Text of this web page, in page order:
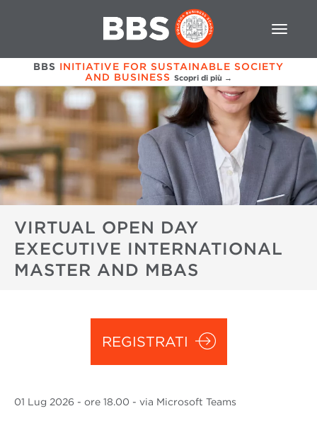
BBS INITIATIVE FOR SUSTAINABLE SOCIETY
AND BUSINESS Scopri di più →
VIRTUAL OPEN DAY
EXECUTIVE INTERNATIONAL
MASTER AND MBAS
REGISTRATI
01 Lug 2026 - ore 18.00 - via Microsoft Teams